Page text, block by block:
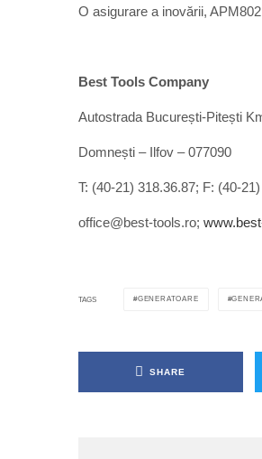
O asigurare a inovării,
Best Tools Company
Autostrada București-Pitești
Domnești – Ilfov – 077090
T: (40-21) 318.36.87; F: (40-
office@best-tools.ro;
TAGS GENERATOARE
SHARE